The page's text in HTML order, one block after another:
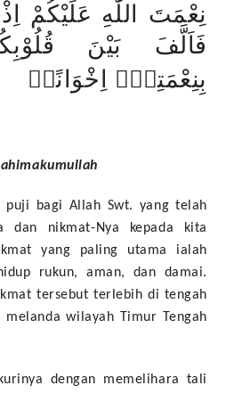
نِعْمَتَ اللّٰهِ عَلَيْكُمْ
فَاَلَّفَ بَيْنَ
بِنِعْمَتِهٖٓ اِخْوَانًاۚ
puji bagi Allah Swt. yang telah
dan nikmat-Nya kepada kita
yang paling utama ialah
rukun, aman, dan damai.
tersebut terlebih di tengah
melanda wilayah Timur Tengah
dengan memelihara tali